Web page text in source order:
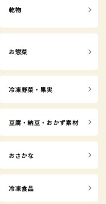
乾物
お惣菜
冷凍野菜・果実
豆腐・納豆・おかず素材
おさかな
冷凍食品